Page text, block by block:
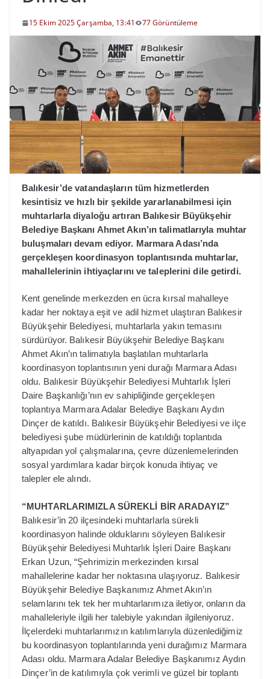
15 Ekim 2025 Çarşamba, 13:41 77 Görüntüleme
Balıkesir’de vatandaşların tüm hizmetlerden
kesintisiz ve hızlı bir şekilde yararlanabilmesi için
muhtarlarla diyaloğu artıran Balıkesir Büyükşehir
Belediye Başkanı Ahmet Akın’ın talimatlarıyla muhtar
buluşmaları devam ediyor. Marmara Adası’nda
gerçekleşen koordinasyon toplantısında muhtarlar,
mahallelerinin ihtiyaçlarını ve taleplerini dile getirdi.
Kent genelinde merkezden en ücra kırsal mahalleye
kadar her noktaya eşit ve adil hizmet ulaştıran Balıkesir
Büyükşehir Belediyesi, muhtarlarla yakın temasını
sürdürüyor. Balıkesir Büyükşehir Belediye Başkanı
Ahmet Akın’ın talimatıyla başlatılan muhtarlarla
koordinasyon toplantısının yeni durağı Marmara Adası
oldu. Balıkesir Büyükşehir Belediyesi Muhtarlık İşleri
Daire Başkanlığı’nın ev sahipliğinde gerçekleşen
toplantıya Marmara Adalar Belediye Başkanı Aydın
Dinçer de katıldı. Balıkesir Büyükşehir Belediyesi ve ilçe
belediyesi şube müdürlerinin de katıldığı toplantıda
altyapıdan yol çalışmalarına, çevre düzenlemelerinden
sosyal yardımlara kadar birçok konuda ihtiyaç ve
talepler ele alındı.
“MUHTARLARIMIZLA SÜREKLİ BİR ARADAYIZ”
Balıkesir’in 20 ilçesindeki muhtarlarla sürekli
koordinasyon halinde olduklarını söyleyen Balıkesir
Büyükşehir Belediyesi Muhtarlık İşleri Daire Başkanı
Erkan Uzun, “Şehrimizin merkezinden kırsal
mahallelerine kadar her noktasına ulaşıyoruz. Balıkesir
Büyükşehir Belediye Başkanımız Ahmet Akın’ın
selamlarını tek tek her muhtarlarımıza iletiyor, onların da
mahalleleriyle ilgili her talebiyle yakından ilgileniyoruz.
İlçelerdeki muhtarlarımızın katılımlarıyla düzenlediğimiz
bu koordinasyon toplantılarında yeni durağımız Marmara
Adası oldu. Marmara Adalar Belediye Başkanımız Aydın
Dinçer’in de katılımıyla çok verimli ve güzel bir toplantı